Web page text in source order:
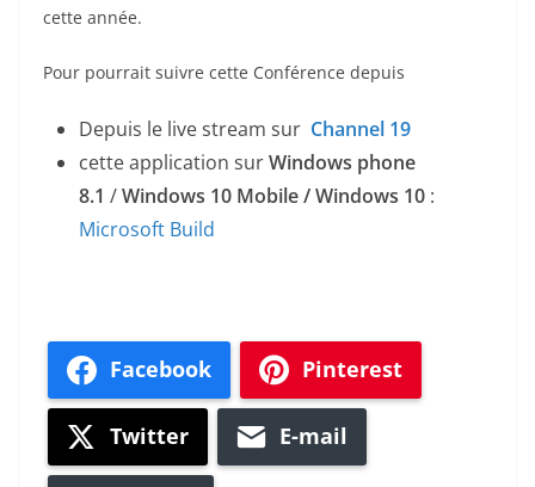
cette année.
Pour pourrait suivre cette Conférence depuis
Depuis le live stream sur Channel 19
cette application surWindows phone
8.1 /Windows 10 Mobile / Windows 10 :
Microsoft Build
Facebook Pinterest
Twitter E-mail